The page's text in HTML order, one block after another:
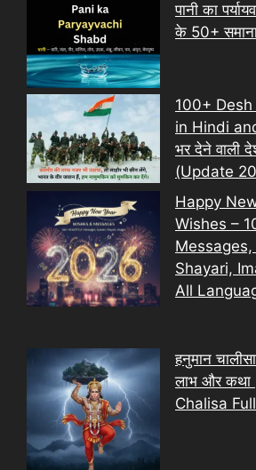
पानी का
के 50+
100+
in Hindi
भर देने वाली
(Update
Happy
Wishes –
Shayari,
All
हनुमान
लाभ और
Chalisa